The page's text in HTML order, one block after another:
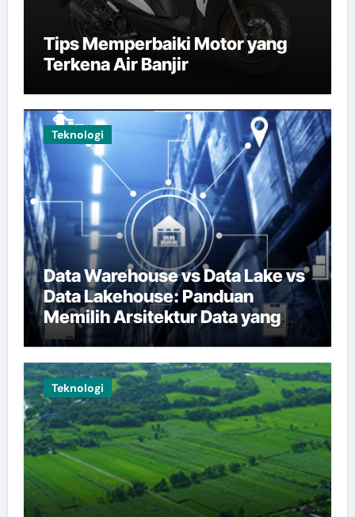
Tips Memperbaiki Motor yang
Terkena Air Banjir
Teknologi
Data Warehouse vs Data Lake vs
Data Lakehouse: Panduan
Memilih Arsitektur Data yang
Tepat
Teknologi